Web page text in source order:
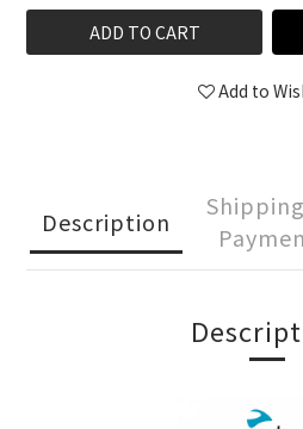
ADD TO CART
Add to
Description